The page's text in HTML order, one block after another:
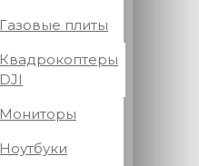
Газовые плиты
Квадрокоптеры
DJI
Мониторы
Ноутбуки